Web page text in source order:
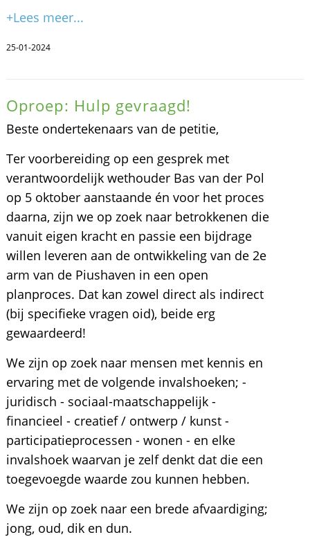
+Lees meer...
25-01-2024
Oproep: Hulp gevraagd!
Beste ondertekenaars van de petitie,
Ter voorbereiding op een gesprek met
verantwoordelijk wethouder Bas van der Pol
op 5 oktober aanstaande én voor het proces
daarna, zijn we op zoek naar betrokkenen die
vanuit eigen kracht en passie een bijdrage
willen leveren aan de ontwikkeling van de 2e
arm van de Piushaven in een open
planproces. Dat kan zowel direct als indirect
(bij specifieke vragen oid), beide erg
gewaardeerd!
We zijn op zoek naar mensen met kennis en
ervaring met de volgende invalshoeken; -
juridisch - sociaal-maatschappelijk -
financieel - creatief / ontwerp / kunst -
participatieprocessen - wonen - en elke
invalshoek waarvan je zelf denkt dat die een
toegevoegde waarde zou kunnen hebben.
We zijn op zoek naar een brede afvaardiging;
jong, oud, dik en dun.